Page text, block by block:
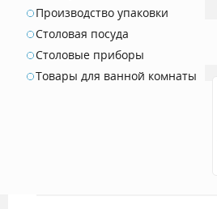
Производство упаковки
Столовая посуда
Столовые приборы
Товары для ванной комнаты